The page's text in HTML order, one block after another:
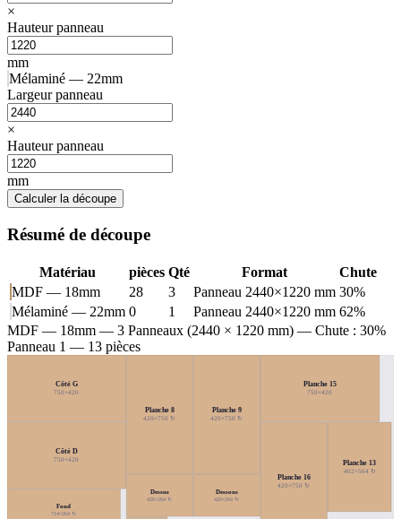
×
Hauteur panneau
mm
Mélaminé — 22mm
Largeur panneau
×
Hauteur panneau
mm
Calculer la découpe
Résumé de découpe
Matériau pièces Qté Format
Chute
MDF — 18mm
28 3 Panneau 2440×1220 mm 30%
Mélaminé — 22mm 0 1 Panneau 2440×1220 mm 62%
MDF — 18mm — 3 Panneaux (2440 × 1220 mm) — Chute : 30%
Panneau 1 — 13 pièces
Côté G
750×420
Côté D
750×420
Planche 8
420×750 ↻
Planche 9
420×750 ↻
Planche 15
750×420
Planche 16
420×750 ↻
Fond
714×264 ↻
Planche 13
402×564 ↻
Dessus
420×264 ↻
Dessous
420×264 ↻